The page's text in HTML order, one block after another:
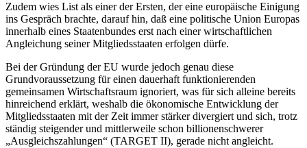
Zudem wies List als einer der Ersten, der eine europäische Einigung
ins Gespräch brachte, darauf hin, daß eine politische Union Europas
innerhalb eines Staatenbundes erst nach einer wirtschaftlichen
Angleichung seiner Mitgliedsstaaten erfolgen dürfe.
Bei der Gründung der EU wurde jedoch genau diese
Grundvoraussetzung für einen dauerhaft funktionierenden
gemeinsamen Wirtschaftsraum ignoriert, was für sich alleine bereits
hinreichend erklärt, weshalb die ökonomische Entwicklung der
Mitgliedsstaaten mit der Zeit immer stärker divergiert und sich, trotz
ständig steigender und mittlerweile schon billionenschwerer
„Ausgleichszahlungen“ (TARGET II), gerade nicht angleicht.